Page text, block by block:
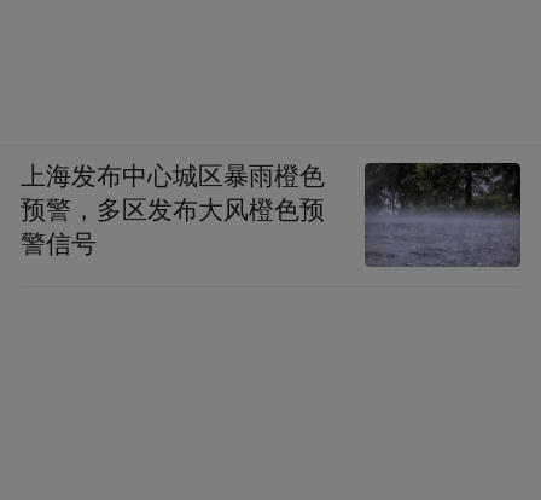
上海发布中心城区暴雨橙色
预警，多区发布大风橙色预
警信号